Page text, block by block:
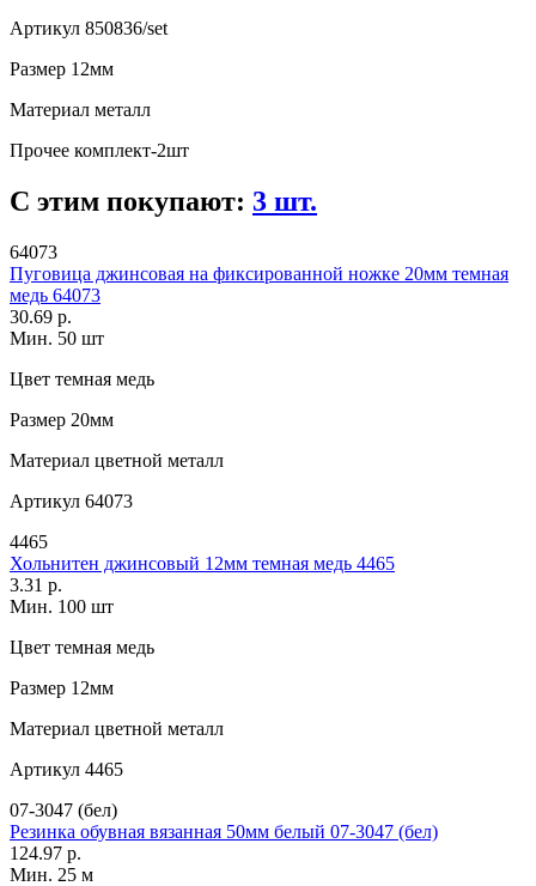
Артикул 850836/set
Размер 12мм
Материал металл
Прочее комплект-2шт
С этим покупают: 3 шт.
64073
Пуговица джинсовая на фиксированной ножке 20мм темная
медь 64073
30.69 р.
Мин. 50 шт
Цвет темная медь
Размер 20мм
Материал цветной металл
Артикул 64073
4465
Хольнитен джинсовый 12мм темная медь 4465
3.31 р.
Мин. 100 шт
Цвет темная медь
Размер 12мм
Материал цветной металл
Артикул 4465
07-3047 (бел)
Резинка обувная вязанная 50мм белый 07-3047 (бел)
124.97 р.
Мин. 25 м